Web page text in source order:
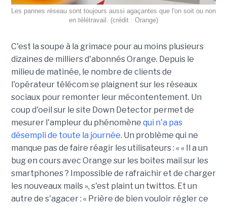
Les pannes réseau sont toujours aussi agaçantes que l'on soit ou non
en télétravail. (crédit : Orange)
C'est la soupe à la grimace pour au moins plusieurs
dizaines de milliers d'abonnés Orange. Depuis le
milieu de matinée, le nombre de clients de
l'opérateur télécom se plaignent sur les réseaux
sociaux pour remonter leur mécontentement. Un
coup d'oeil sur le site Down Detector permet de
mesurer l'ampleur du phénomène qui n'a pas
désempli de toute la journée. Un problème qui ne
manque pas de faire réagir les utilisateurs : « « Il a un
bug en cours avec Orange sur les boites mail sur les
smartphones ? Impossible de rafraichir et de charger
les nouveaux mails », s'est plaint un twittos. Et un
autre de s'agacer : « Prière de bien vouloir régler ce